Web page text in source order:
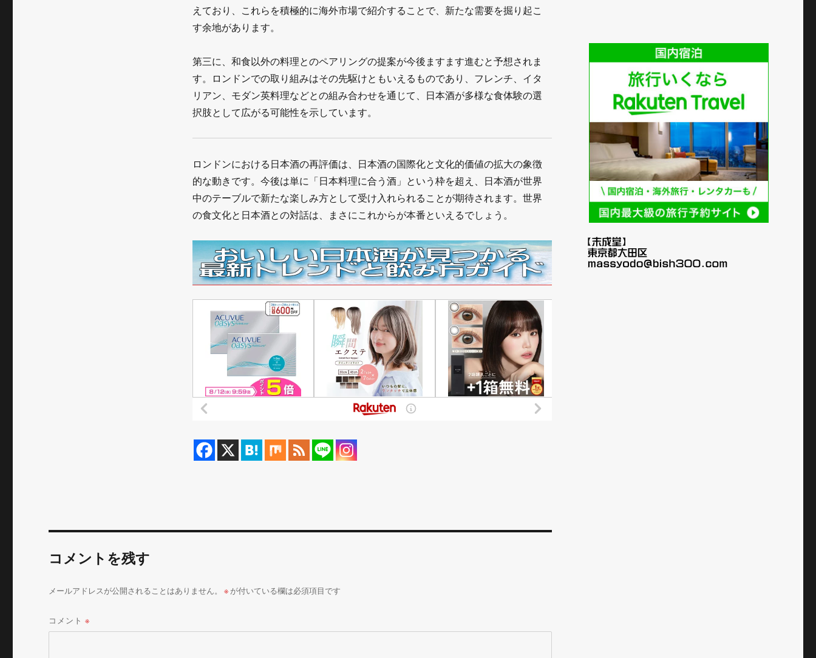
えており、これらを積極的に海外市場で紹介することで、新たな需要を掘り起こ
す余地があります。
第三に、和食以外の料理とのペアリングの提案が今後ますます進むと予想されま
す。ロンドンでの取り組みはその先駆けともいえるものであり、フレンチ、イタ
リアン、モダン英料理などとの組み合わせを通じて、日本酒が多様な食体験の選
択肢として広がる可能性を示しています。
ロンドンにおける日本酒の再評価は、日本酒の国際化と文化的価値の拡大の象徴
的な動きです。今後は単に「日本料理に合う酒」という枠を超え、日本酒が世界
中のテーブルで新たな楽しみ方として受け入れられることが期待されます。世界
の食文化と日本酒との対話は、まさにこれからが本番といえるでしょう。
コメントを残す
メールアドレスが公開されることはありません。 ※が付いている欄は必須項目です
コメント※